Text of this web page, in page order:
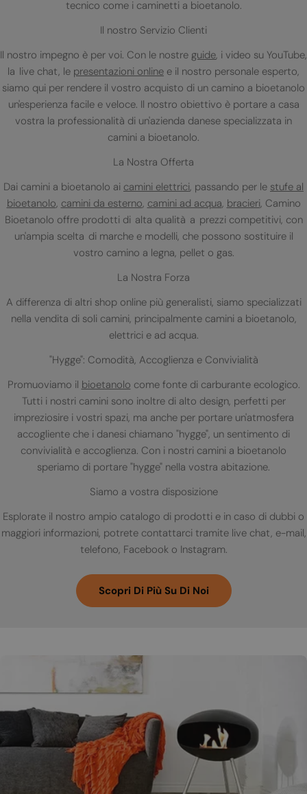
tecnico come i caminetti a bioetanolo.
Il nostro Servizio Clienti
Il nostro impegno è per voi. Con le nostre guide, i video su YouTube,
la live chat, le presentazioni online e il nostro personale esperto,
siamo qui per rendere il vostro acquisto di un camino a bioetanolo
un'esperienza facile e veloce. Il nostro obiettivo è portare a casa
vostra la professionalità di un'azienda danese specializzata in
camini a bioetanolo.
La Nostra Offerta
Dai camini a bioetanolo ai camini elettrici, passando per le stufe al
bioetanolo, camini da esterno, camini ad acqua, bracieri, Camino
Bioetanolo offre prodotti di alta qualità a prezzi competitivi, con
un'ampia scelta di marche e modelli, che possono sostituire il
vostro camino a legna, pellet o gas.
La Nostra Forza
A differenza di altri shop online più generalisti, siamo specializzati
nella vendita di soli camini, principalmente camini a bioetanolo,
elettrici e ad acqua.
"Hygge": Comodità, Accoglienza e Convivialità
Promuoviamo il bioetanolo come fonte di carburante ecologico.
Tutti i nostri camini sono inoltre di alto design, perfetti per
impreziosire i vostri spazi, ma anche per portare un'atmosfera
accogliente che i danesi chiamano "hygge", un sentimento di
convivialità e accoglienza. Con i nostri camini a bioetanolo
speriamo di portare "hygge" nella vostra abitazione.
Siamo a vostra disposizione
Esplorate il nostro ampio catalogo di prodotti e in caso di dubbi o
maggiori informazioni, potrete contattarci tramite live chat, e-mail,
telefono, Facebook o Instagram.
Scopri Di Più Su Di Noi